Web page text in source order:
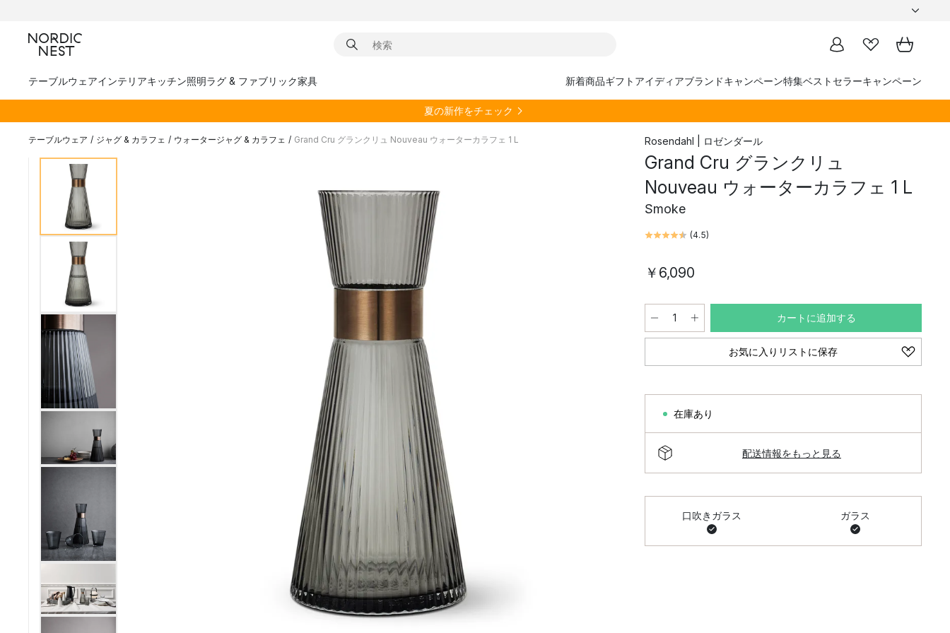
テーブルウェアインテリアキッチン照明ラグ & ファブリック家具 新着商品ギフトアイディアブランドキャンペーン特集ベストセラーキャンペーン
夏の新作をチェック
テーブルウェア / ジャグ & カラフェ / ウォータージャグ & カラフェ / Grand Cru グランクリュ Nouveau ウォーターカラフェ 1 L Rosendahl | ロゼンダール
Grand Cru グランクリュ
Nouveau ウォーターカラフェ 1 L
Smoke
(4.5)
￥6,090
カートに追加する
お気に入りリストに保存
在庫あり
配送情報をもっと見る
口吹きガラス ガラス